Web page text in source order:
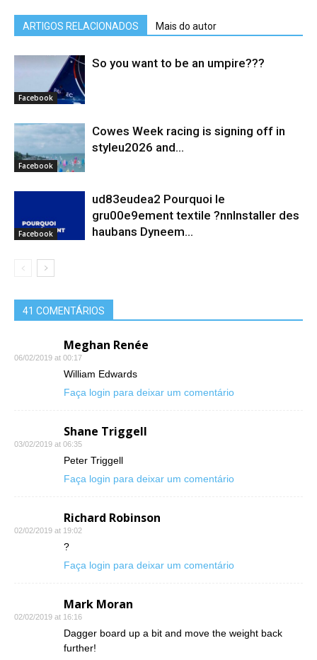
ARTIGOS RELACIONADOS Mais do autor
Facebook
So you want to be an umpire???
Facebook
Cowes Week racing is signing off in
styleu2026 and...
Facebook
ud83eudea2 Pourquoi le
gru00e9ement textile ?nnInstaller des
haubans Dyneem…
41 COMENTÁRIOS
Meghan Renée
06/02/2019 at 00:17
William Edwards
Faça login para deixar um comentário
Shane Triggell
03/02/2019 at 06:35
Peter Triggell
Faça login para deixar um comentário
Richard Robinson
02/02/2019 at 19:02
?
Faça login para deixar um comentário
Mark Moran
02/02/2019 at 16:16
Dagger board up a bit and move the weight back
further!